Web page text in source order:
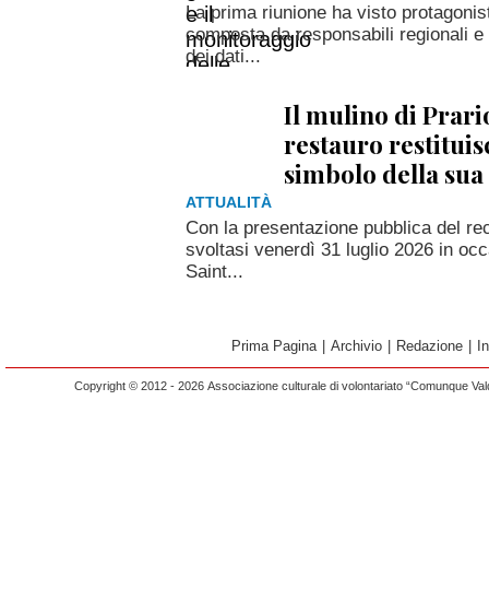
La prima riunione ha visto
composta da responsabili regionali
dei dati...
Il mulino di
restauro
simbolo della
ATTUALITÀ
Con la presentazione pubblica del
svoltasi venerdì 31 luglio 2026 in
Saint...
Prima Pagina Archivio Redazione
Copyright © 2012 - 2026 Associazione culturale di volontariato “Comunque